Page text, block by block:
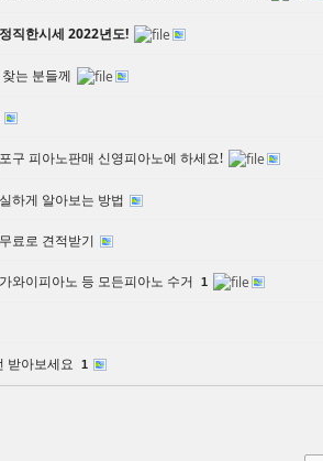
직한시세 2022년도!
는 분들께
구 피아노판매 신영피아노에 하세요!
하게 알아보는 방법
료로 견적받기
와이피아노 등 모든피아노 수거 1
받아보세요 1